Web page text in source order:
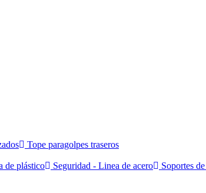
Tope paragolpes traseros
de plástico Seguridad - Linea de acero
Soportes